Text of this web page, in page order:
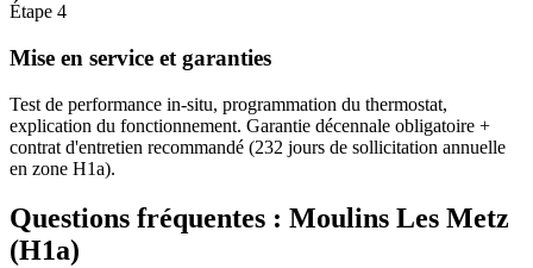
Étape 4
Mise en service et garanties
Test de performance in-situ, programmation du thermostat,
explication du fonctionnement. Garantie décennale obligatoire +
contrat d'entretien recommandé (232 jours de sollicitation annuelle
en zone H1a).
Questions fréquentes : Moulins Les Metz
(H1a)